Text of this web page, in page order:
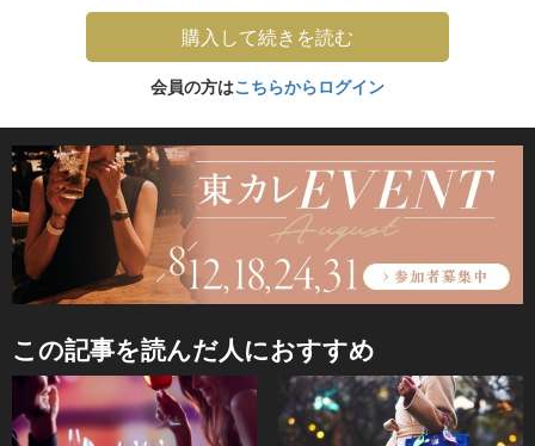
購入して続きを読む
会員の方はこちらからログイン
この記事を読んだ人におすすめ